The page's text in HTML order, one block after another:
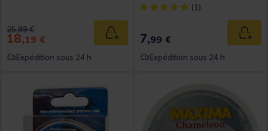
Price reduced from
25,99 €to
18,19 € Ajouter au panier
Expédition sous 24 h
[object Object] out of 5
(1)
7,99 €
Expédition sous 24 h